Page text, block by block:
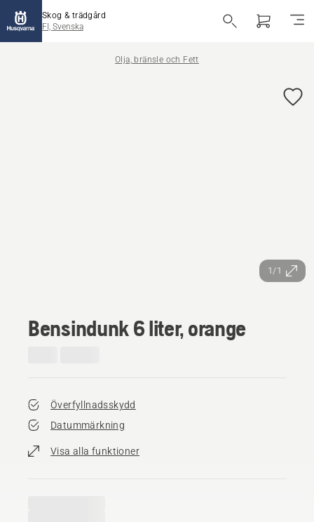
Skog & trädgård
FI, Svenska
Olja, bränsle och Fett
1/1
Bensindunk 6 liter, orange
Överfyllnadsskydd
Datummärkning
Visa alla funktioner